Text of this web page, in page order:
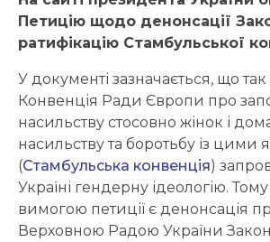
Петицію щодо денонсації
ратифікацію Стамбульської
У документі зазначається, що так
Конвенція Ради Європи про
насильству стосовно жінок і
насильству та боротьбу із
(Стамбульська конвенція)
Україні гендерну ідеологію.
вимогою петиції є денонсація
Верховною Радою України